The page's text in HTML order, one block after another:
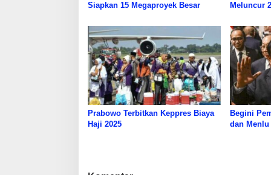
Siapkan 15 Megaproyek Besar
Meluncur
Prabowo Terbitkan Keppres Biaya
Haji 2025
Begini
dan